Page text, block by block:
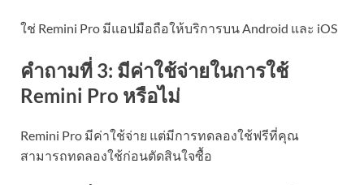
ใช่ Remini Pro มีแอปมือถือให้บริการบน Android และ iOS
คำถามที่ 3: มีค่าใช้จ่ายในการใช้
Remini Pro หรือไม่
Remini Pro มีค่าใช้จ่าย แต่มีการทดลองใช้ฟรีที่คุณ
สามารถทดลองใช้ก่อนตัดสินใจซื้อ